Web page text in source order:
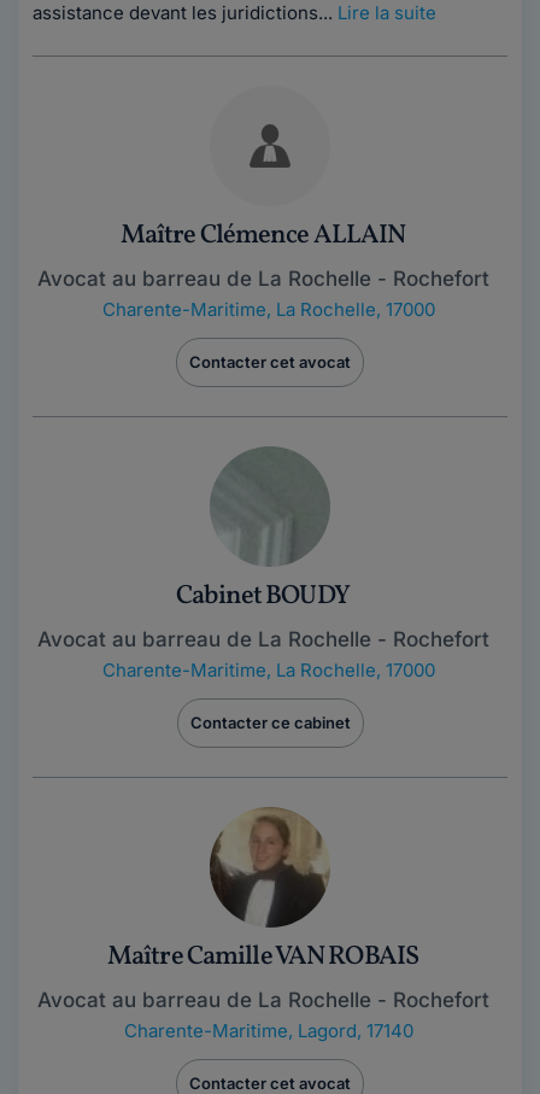
assistance devant les juridictions... Lire la suite
Maître Clémence ALLAIN
Avocat au barreau de La Rochelle - Rochefort
Charente-Maritime, La Rochelle, 17000
Contacter cet avocat
Cabinet BOUDY
Avocat au barreau de La Rochelle - Rochefort
Charente-Maritime, La Rochelle, 17000
Contacter ce cabinet
Maître Camille VAN ROBAIS
Avocat au barreau de La Rochelle - Rochefort
Charente-Maritime, Lagord, 17140
Contacter cet avocat